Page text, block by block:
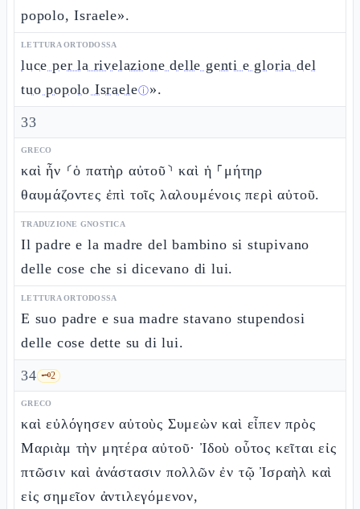
popolo, Israele».
LETTURA ORTODOSSA
luce per la rivelazione delle genti e gloria del
tuo popolo Israeleⓘ».
33
GRECO
καὶ ἦν ⸂ὁ πατὴρ αὐτοῦ⸃ καὶ ἡ ⸀μήτηρ
θαυμάζοντες ἐπὶ τοῖς λαλουμένοις περὶ αὐτοῦ.
TRADUZIONE GNOSTICA
Il padre e la madre del bambino si stupivano
delle cose che si dicevano di lui.
LETTURA ORTODOSSA
E suo padre e sua madre stavano stupendosi
delle cose dette su di lui.
34 🗝️2
GRECO
καὶ εὐλόγησεν αὐτοὺς Συμεὼν καὶ εἶπεν πρὸς
Μαριὰμ τὴν μητέρα αὐτοῦ· Ἰδοὺ οὗτος κεῖται εἰς
πτῶσιν καὶ ἀνάστασιν πολλῶν ἐν τῷ Ἰσραὴλ καὶ
εἰς σημεῖον ἀντιλεγόμενον,